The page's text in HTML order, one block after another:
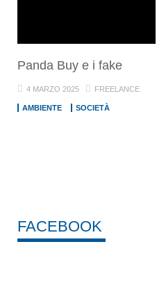
Panda Buy e i fake
4 MARZO 2025 FREELANCE
AMBIENTE SOCIETÀ
FACEBOOK